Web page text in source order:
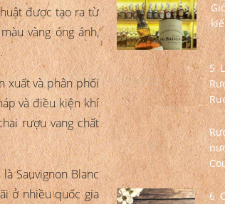
được tạo ra từ
vàng óng ánh,
xuất và phân phối
và điều kiện khí
rượu vang chất
Sauvignon Blanc
ở nhiều quốc gia
5
6